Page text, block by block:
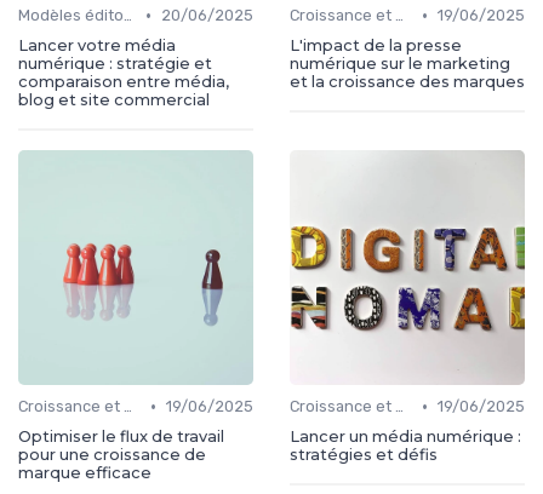
Modèles éditoriaux •
20/06/2025
Lancer votre média
numérique : stratégie et
comparaison entre média,
blog et site commercial
Croissance et développement • 19/06/2025
L'impact de la presse
numérique sur le marketing
et la croissance des marques
Croissance et développement • 19/06/2025
Optimiser le flux de travail
pour une croissance de
marque efficace
Croissance et développement • 19/06/2025
Lancer un média numérique :
stratégies et défis